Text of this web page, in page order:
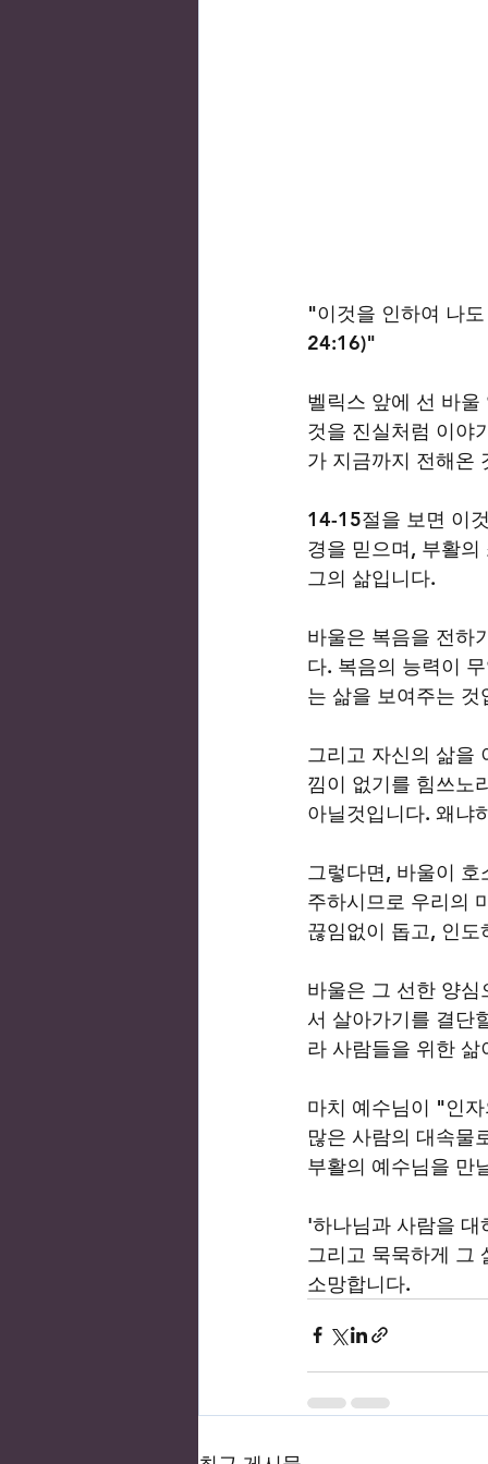
"이것을 인하여 나
24:16)"
벨릭스 앞에 선 바
것을 진실처럼 이야
가 지금까지 전해온
14-15절을 보면 이
경을 믿으며, 부활
그의 삶입니다.
바울은 복음을 전하
다. 복음의 능력이
는 삶을 보여주는
그리고 자신의 삶을
낌이 없기를 힘쓰노
아닐것입니다. 왜냐
그렇다면, 바울이
주하시므로 우리의
끊임없이 돕고, 인
바울은 그 선한 양
서 살아가기를 결단
라 사람들을 위한
마치 예수님이 "인
많은 사람의 대속물
부활의 예수님을 만
'하나님과 사람을
그리고 묵묵하게 그
소망합니다.